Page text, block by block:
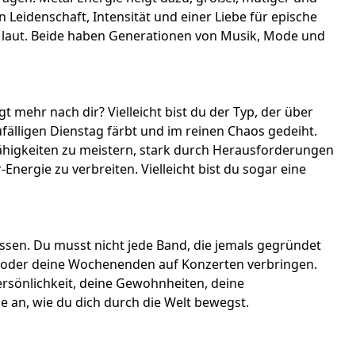
Leidenschaft, Intensität und einer Liebe für epische
Beide haben Generationen von Musik, Mode und
mehr nach dir? Vielleicht bist du der Typ, der über
Dienstag färbt und im reinen Chaos gedeiht.
zu meistern, stark durch Herausforderungen
Energiezu verbreiten. Vielleicht bist du sogar eine
. Du musst nicht jede Band, die jemals gegründet
deine Wochenenden auf Konzerten verbringen.
deine Gewohnheiten, deine
an, wie du dich durch die Welt bewegst.